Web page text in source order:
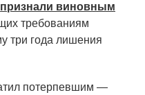
признали виновным
требованиям
три года лишения
потерпевшим —